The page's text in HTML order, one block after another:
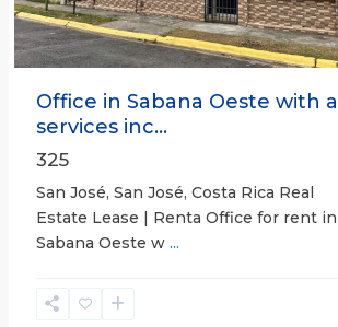
Office in Sabana Oeste with all
services inc...
325
San José, San José, Costa Rica Real
Estate Lease | Renta Office for rent in
Sabana Oeste w ...
Alajuela